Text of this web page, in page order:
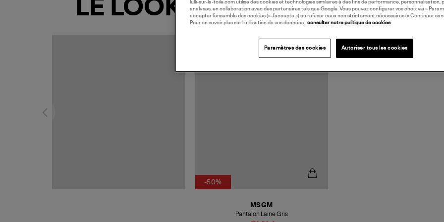
LE LOOK
-50%
MSGM
Pantalon Laine Gris
lulli-sur-la-toile.com utilise des cookies et technologies similaires à des fins de performance, personnalisation,
analyses, en collaboration avec des partenaires tels que Google. Vous pouvez configurer vos choix via «
accepter l’ensemble des cookies (« J’accepte ») ou refuser ceux non strictement nécessaires (« Continuer
Pour en savoir plus sur l’utilisation de vos données, consulter notre politique de cookies
Paramètres des cookies Autoriser tous les cookies